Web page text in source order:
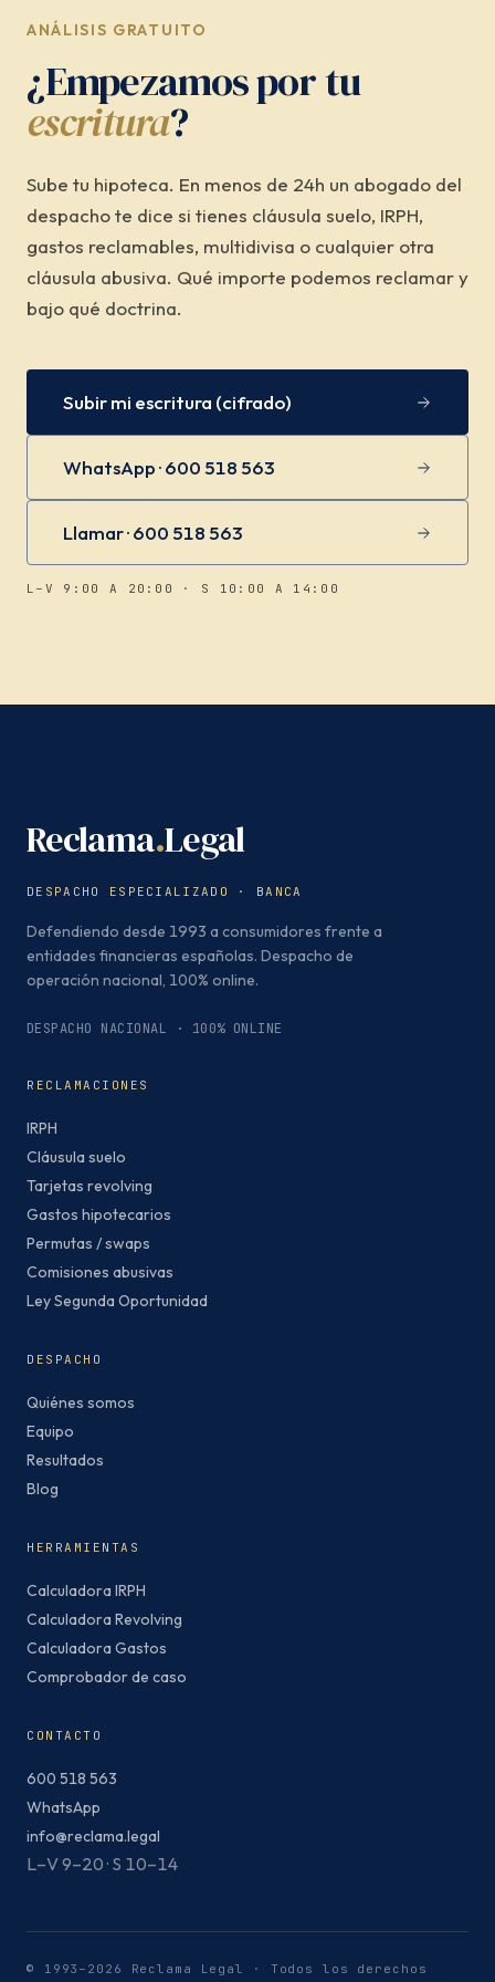
ANÁLISIS GRATUITO
¿Empezamos por tu
escritura?
Sube tu hipoteca. En menos de 24h un abogado del
despacho te dice si tienes cláusula suelo, IRPH,
gastos reclamables, multidivisa o cualquier otra
cláusula abusiva. Qué importe podemos reclamar y
bajo qué doctrina.
Subir mi escritura (cifrado)
WhatsApp · 600 518 563
Llamar · 600 518 563
L–V 9:00 A 20:00 · S 10:00 A 14:00
Reclama.Legal
DESPACHO ESPECIALIZADO · BANCA
Defendiendo desde 1993 a consumidores frente a
entidades financieras españolas. Despacho de
operación nacional, 100% online.
DESPACHO NACIONAL · 100% ONLINE
RECLAMACIONES
IRPH
Cláusula suelo
Tarjetas revolving
Gastos hipotecarios
Permutas / swaps
Comisiones abusivas
Ley Segunda Oportunidad
DESPACHO
Quiénes somos
Equipo
Resultados
Blog
HERRAMIENTAS
Calculadora IRPH
Calculadora Revolving
Calculadora Gastos
Comprobador de caso
CONTACTO
600 518 563
WhatsApp
info@reclama.legal
L–V 9–20 · S 10–14
© 1993–2026 Reclama Legal · Todos los derechos